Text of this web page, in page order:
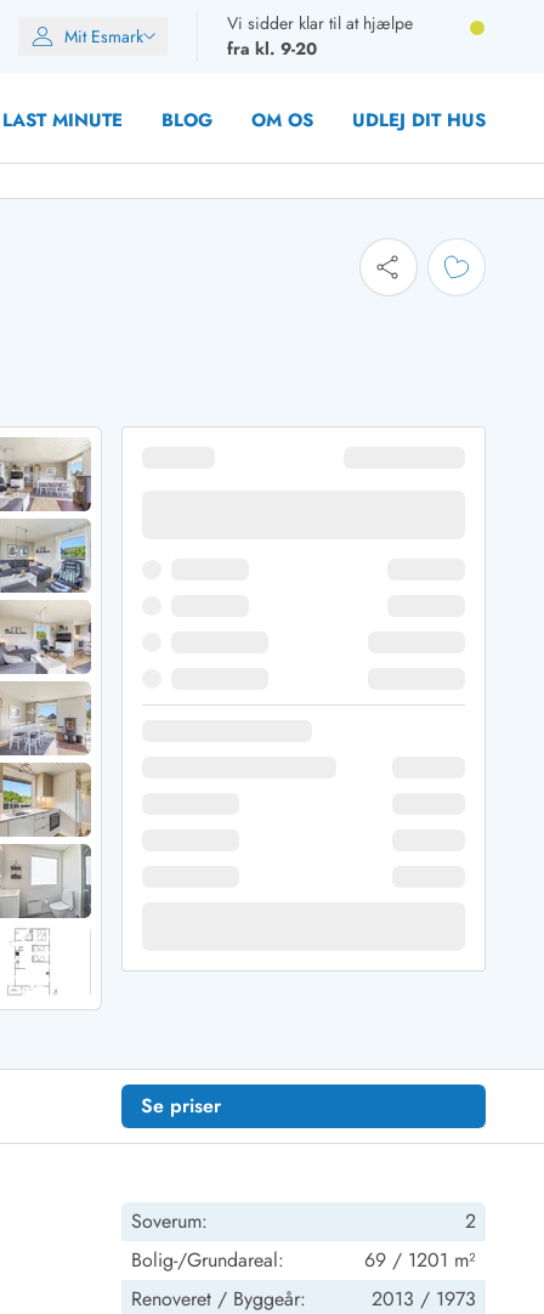
Mit Esmark
Vi sidder klar til at hjælpe
fra kl. 9-20
LAST MINUTE BLOG OM OS UDLEJ DIT HUS
Se priser
Soverum:
2
Bolig-/Grundareal:
69 / 1201 m²
Renoveret / Byggeår: 2013 / 1973